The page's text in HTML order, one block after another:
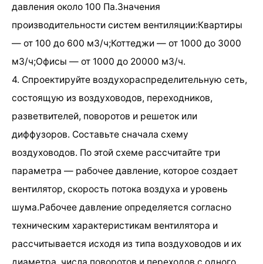
давления около 100 Па.Значения
производительности систем вентиляции:Квартиры
— от 100 до 600 м3/ч;Коттеджи — от 1000 до 3000
м3/ч;Офисы — от 1000 до 20000 м3/ч.
4. Спроектируйте воздухораспределительную сеть,
состоящую из воздуховодов, переходников,
разветвителей, поворотов и решеток или
диффузоров. Составьте сначала схему
воздуховодов. По этой схеме рассчитайте три
параметра — рабочее давление, которое создает
вентилятор, скорость потока воздуха и уровень
шума.Рабочее давление определяется согласно
техническим характеристикам вентилятора и
рассчитывается исходя из типа воздуховодов и их